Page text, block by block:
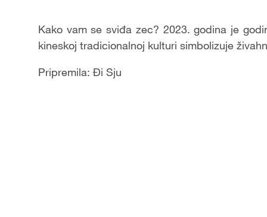
Kako vam se sviđa zec? 2023. godina je
kineskoj tradicionalnoj kulturi simbolizuje
Pripremila: Đi Sju